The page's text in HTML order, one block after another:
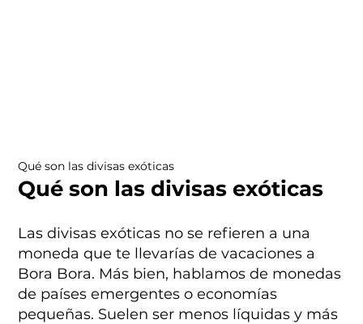
Qué son las divisas exóticas
Qué son las divisas exóticas
Las divisas exóticas no se refieren a una
moneda que te llevarías de vacaciones a
Bora Bora. Más bien, hablamos de monedas
de países emergentes o economías
pequeñas. Suelen ser menos líquidas y más